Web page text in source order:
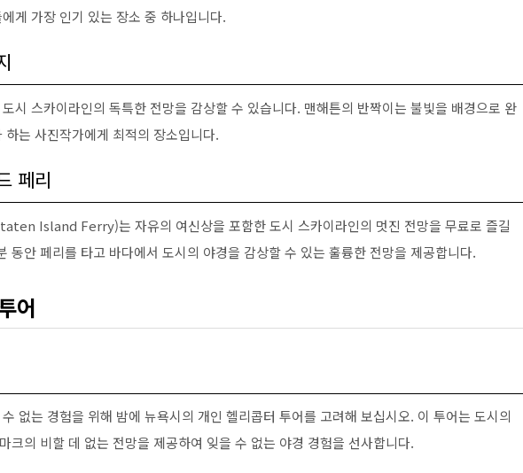
게 가장 인기 있는 장소 중 하나입니다.
시 스카이라인의 독특한 전망을 감상할 수 있습니다. 맨해튼의 반짝이는 불빛을 배경으로 완
하는 사진작가에게 최적의 장소입니다.
페리
Island Ferry)는 자유의 여신상을 포함한 도시 스카이라인의 멋진 전망을 무료로 즐길
동안 페리를 타고 바다에서 도시의 야경을 감상할 수 있는 훌륭한 전망을 제공합니다.
어
없는 경험을 위해 밤에 뉴욕시의 개인 헬리콥터 투어를 고려해 보십시오. 이 투어는 도시의
크의 비할 데 없는 전망을 제공하여 잊을 수 없는 야경 경험을 선사합니다.